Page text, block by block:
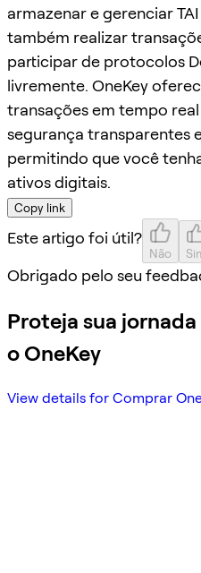
armazenar e gerenciar
também realizar
participar de protocolos
livremente. OneKey
transações em tempo
segurança transparentes
permitindo que você
ativos digitais.
Copy link
Este artigo foi útil?
Não
Obrigado pelo seu
Proteja sua
o OneKey
View details for Comprar